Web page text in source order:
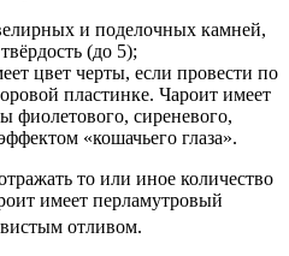
и поделочных камней,
(до 5);
цвет черты, если провести по
пластинке. Чароит имеет
фиолетового, сиреневого,
«кошачьего глаза».
то или иное количество
имеет перламутровый
отливом.